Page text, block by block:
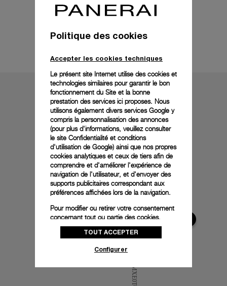
Détails techniques
Politique des cookies
Accepter les cookies techniques
Le présent site Internet utilise des cookies et
technologies similaires pour garantir le bon
fonctionnement du Site et la bonne
prestation des services ici proposes. Nous
utilisons également divers services Google y
compris la personnalisation des annonces
(pour plus d'informations, veuillez consulter
le site Confidentialité et conditions
d'utilisation de Google) ainsi que nos propres
cookies analytiques et ceux de tiers afin de
comprendre et d'améliorer l'expérience de
navigation de l'utilisateur, et d'envoyer des
supports publicitaires correspondant aux
préférences affichées lors de la navigation.
Pour modifier ou retirer votre consentement
concernant tout ou partie des cookies,
cliquez sur « Configurer » ou consultez notre
politique des cookiespour obtenir plus
donnez votre consentement pour l’utilisation
TOUT ACCEPTER
Configurer